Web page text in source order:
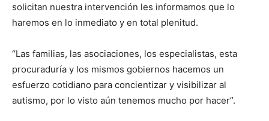
solicitan nuestra intervención les informamos que lo
haremos en lo inmediato y en total plenitud.
“Las familias, las asociaciones, los especialistas, esta
procuraduría y los mismos gobiernos hacemos un
esfuerzo cotidiano para concientizar y visibilizar al
autismo, por lo visto aún tenemos mucho por hacer”.